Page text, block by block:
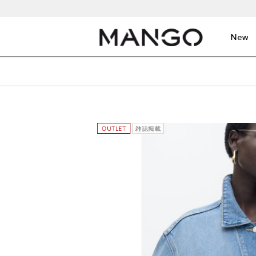
New
雑誌掲載